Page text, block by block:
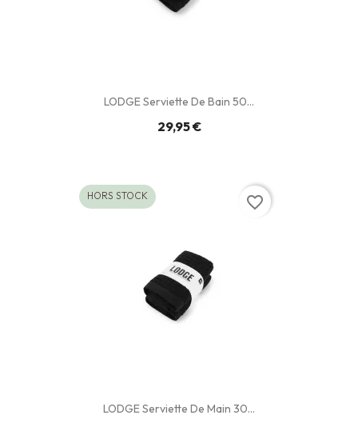
LODGE Serviette De Bain 50...
29,95 €
LODGE Serviette De Main 30...
HORS STOCK favorite_border